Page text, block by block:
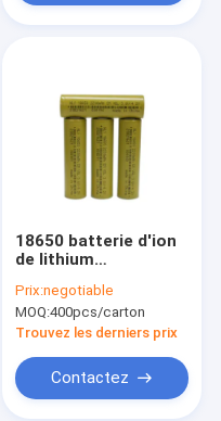
18650 batterie d'ion
de lithium
batterie au lithium
2200mah 3.6V pour le
scooter
Prix:negotiable
MOQ:400pcs/carton
Trouvez les derniers prix
Contactez